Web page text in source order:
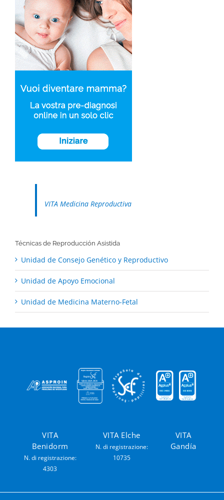
VITA Medicina Reproductiva
Técnicas de Reproducción Asistida
Unidad de Consejo Genético y Reproductivo
Unidad de Apoyo Emocional
Unidad de Medicina Materno-Fetal
VITA
Benidorm
N. di registrazione:
4303
VITA Elche
N. di registrazione:
10735
VITA
Gandía